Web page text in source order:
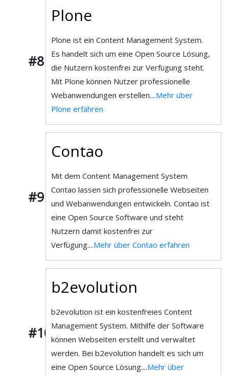
#8
Plone
Plone ist ein Content Management System.
Es handelt sich um eine Open Source Lösung,
die Nutzern kostenfrei zur Verfügung steht.
Mit Plone können Nutzer professionelle
Webanwendungen erstellen....Mehr über
Plone erfahren
#9
Contao
Mit dem Content Management System
Contao lassen sich professionelle Webseiten
und Webanwendungen entwickeln. Contao ist
eine Open Source Software und steht
Nutzern damit kostenfrei zur
Verfügung....Mehr über Contao erfahren
#10
b2evolution
b2evolution ist ein kostenfreies Content
Management System. Mithilfe der Software
können Webseiten erstellt und verwaltet
werden. Bei b2evolution handelt es sich um
eine Open Source Lösung....Mehr über